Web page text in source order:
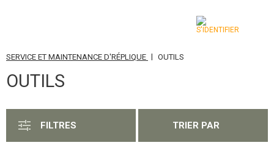
CATÉGORIES
AIRSOFT GUNS
LANCE-GRENADES, GRENADES
SERVICE ET MAINTENANCE D'RÉPLIQUE | OUTILS
OUTILS
FILTRES TRIER PAR